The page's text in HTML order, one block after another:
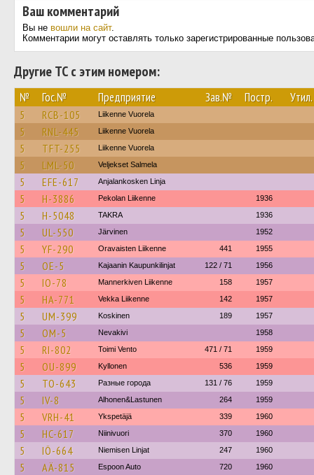
Ваш комментарий
Вы не вошли на сайт.
Комментарии могут оставлять только зарегистрированные
Другие ТС с этим номером:
№ Гос.№ Предприятие Зав.№ Постр. Утил.
5 RCB-105 Liikenne Vuorela
5 RNL-445 Liikenne Vuorela
5 TFT-255 Liikenne Vuorela
5 LML-50 Veljekset Salmela
5 EFE-617 Anjalankosken Linja
5 H-3886 Pekolan Liikenne 1936
5 H-5048 TAKRA 1936
5 UL-550 Järvinen 1952
5 YF-290 Oravaisten Liikenne 441 1955
5 OE-5 Kajaanin Kaupunkilinjat 122 / 71 1956
5 IO-78 Mannerkiven Liikenne 158 1957
5 HA-771 Vekka Liikenne 142 1957
5 UM-399 Koskinen 189 1957
5 OM-5 Nevakivi 1958
5 RI-802 Toimi Vento 471 / 71 1959
5 OU-899 Kyllonen 536 1959
5 TO-643 Разные города 131 / 76 1959
5 IV-8 Alhonen&Lastunen 264 1959
5 VRH-41 Ykspetäjä 339 1960
5 HC-617 Niinivuori 370 1960
5 IÖ-664 Niemisen Linjat 247 1960
5 AÄ-815 Espoon Auto 720 1960